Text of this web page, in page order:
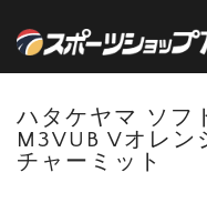
ハタケヤマ ソフ
M3VUB Vオレン
チャーミット